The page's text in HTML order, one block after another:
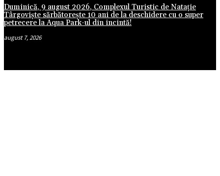
Duminică, 9 august 2026, Complexul Turistic de Natație
Târgoviște sărbătorește 10 ani de la deschidere cu o super
petrecere la Aqua Park-ul din incintă!
august 7, 2026